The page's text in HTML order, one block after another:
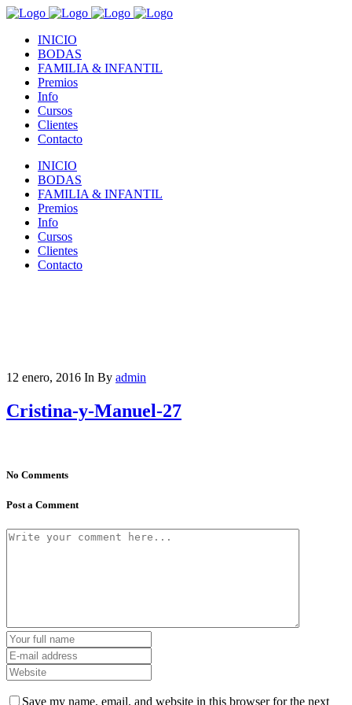
INICIO
BODAS
FAMILIA & INFANTIL
Premios
Info
Cursos
Clientes
Contacto
INICIO
BODAS
FAMILIA & INFANTIL
Premios
Info
Cursos
Clientes
Contacto
12 enero, 2016 In By admin
Cristina-y-Manuel-27
No Comments
Post a Comment
Save my name, email, and website in this browser for the next